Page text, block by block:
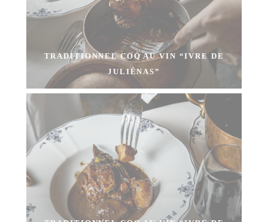
TRADITIONNEL COQ AU VIN “IVRE DE
JULIÉNAS”